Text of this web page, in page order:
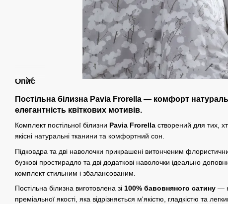
Опис
Постільна білизна Pavia Frorella — комфорт
елегантність квіткових мотивів.
Комплект постільної білизни Pavia Frorella створений для тих,
якісні натуральні тканини та комфортний сон.
Підковдра та дві наволочки прикрашені витонченим
бузкові простирадло та дві додаткові наволочки ідеально
комплект стильним і збалансованим.
Постільна білизна виготовлена зі 100% бавовняного сатину —
преміальної якості, яка відрізняється м'якістю, гладкістю та